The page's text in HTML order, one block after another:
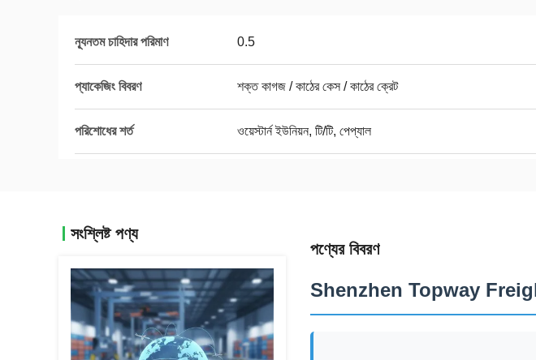
ন্যূনতম চাহিদার পরিমাণ 0.5
প্যাকেজিং বিবরণ শক্ত কাগজ / কাঠের কেস / কাঠের ক্রেট
পরিশোধের শর্ত ওয়েস্টার্ন ইউনিয়ন, টি/টি, পেপ্যাল
সংশ্লিষ্ট পণ্য
পণ্যের বিবরণ
Shenzhen Topway